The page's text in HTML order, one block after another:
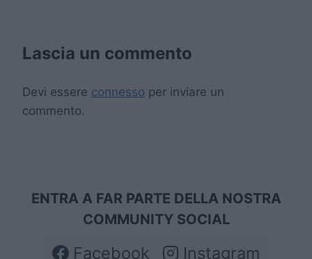
Lascia un commento
Devi essere connesso per inviare un
commento.
ENTRA A FAR PARTE DELLA NOSTRA
COMMUNITY SOCIAL
Facebook
Instagram